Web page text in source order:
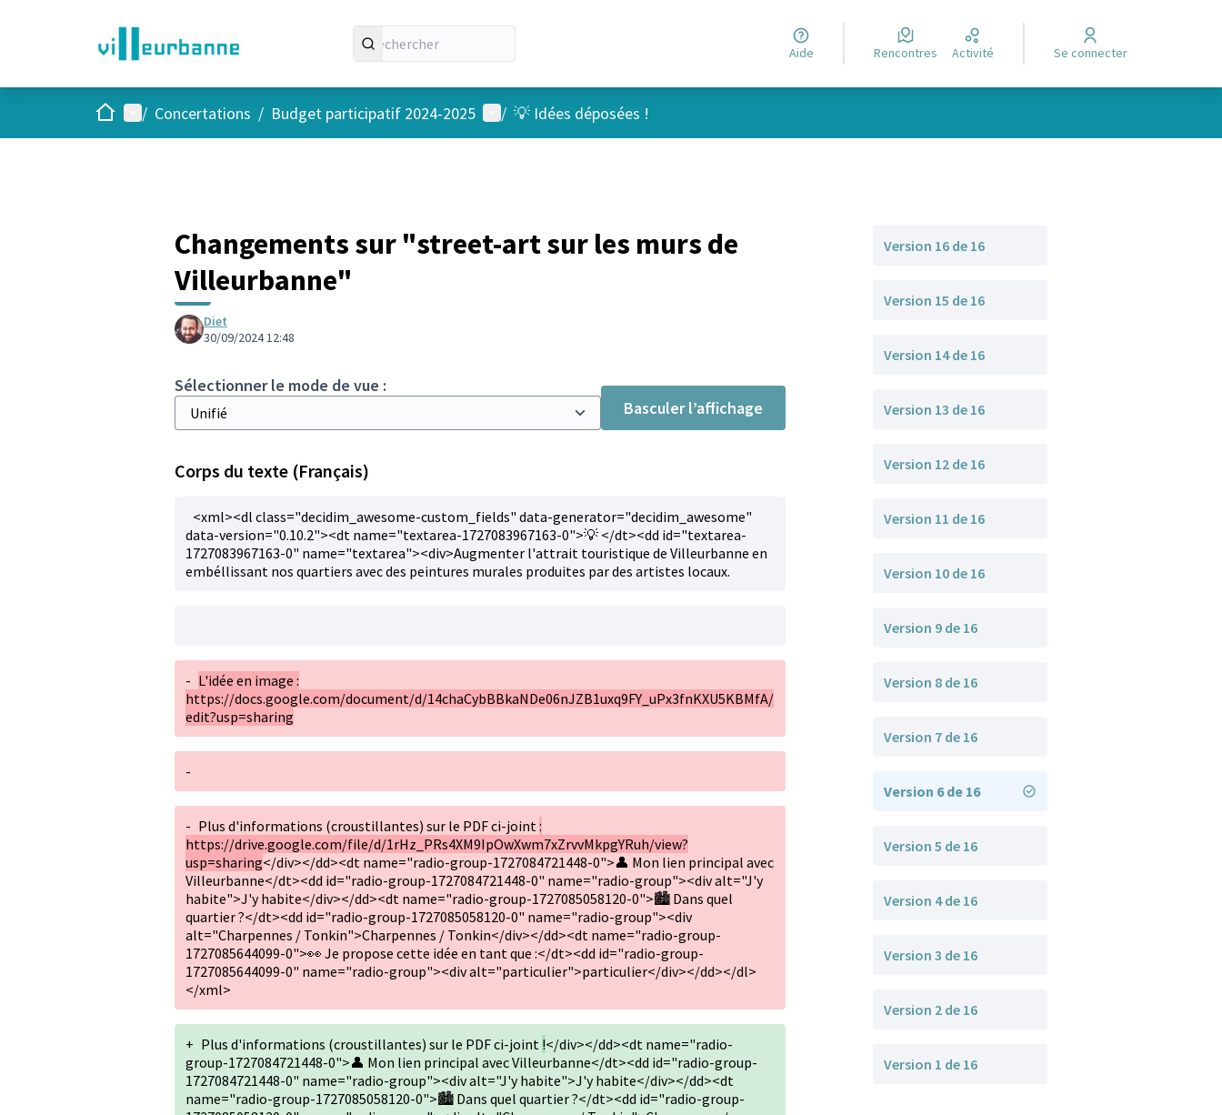
Aide Rencontres Activité Se connecter
AccueilMenu principal
/ Concertations / Budget participatif 2024-2025 Menu utilisateur
/ 💡 Idées déposées !
Changements sur "street-art sur les murs de
Villeurbanne"
Diet
30/09/2024 12:48
Sélectionner le mode de vue :
Basculer l’affichage
Corps du texte (Français)
<xml><dl class="decidim_awesome-custom_fields" data-generator="decidim_awesome"
data-version="0.10.2"><dt name="textarea-1727083967163-0">💡 </dt><dd id="textarea-
1727083967163-0" name="textarea"><div>Augmenter l'attrait touristique de Villeurbanne en
embéllissant nos quartiers avec des peintures murales produites par des artistes locaux.
- L'idée en image :
https://docs.google.com/document/d/14chaCybBBkaNDe06nJZB1uxq9FY_uPx3fnKXU5KBMfA/
edit?usp=sharing
-
- Plus d'informations (croustillantes) sur le PDF ci-joint:
https://drive.google.com/file/d/1rHz_PRs4XM9IpOwXwm7xZrvvMkpgYRuh/view?
usp=sharing</div></dd><dt name="radio-group-1727084721448-0">👤 Mon lien principal avec
Villeurbanne</dt><dd id="radio-group-1727084721448-0" name="radio-group"><div alt="J'y
habite">J'y habite</div></dd><dt name="radio-group-1727085058120-0">🏙️ Dans quel
quartier ?</dt><dd id="radio-group-1727085058120-0" name="radio-group"><div
alt="Charpennes / Tonkin">Charpennes / Tonkin</div></dd><dt name="radio-group-
1727085644099-0">👀 Je propose cette idée en tant que :</dt><dd id="radio-group-
1727085644099-0" name="radio-group"><div alt="particulier">particulier</div></dd></dl>
</xml>
+ Plus d'informations (croustillantes) sur le PDF ci-joint !</div></dd><dt name="radio-
group-1727084721448-0">👤 Mon lien principal avec Villeurbanne</dt><dd id="radio-group-
1727084721448-0" name="radio-group"><div alt="J'y habite">J'y habite</div></dd><dt
name="radio-group-1727085058120-0">🏙️ Dans quel quartier ?</dt><dd id="radio-group-
Version 16 de 16
Version 15 de 16
Version 14 de 16
Version 13 de 16
Version 12 de 16
Version 11 de 16
Version 10 de 16
Version 9 de 16
Version 8 de 16
Version 7 de 16
Version 6 de 16
Version 5 de 16
Version 4 de 16
Version 3 de 16
Version 2 de 16
Version 1 de 16